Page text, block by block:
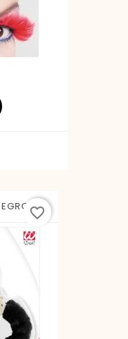
favorite_border